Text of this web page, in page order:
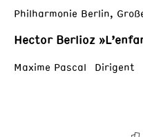
Philharmonie Berlin,
Hector Berlioz
Maxime Pascal Dirigent